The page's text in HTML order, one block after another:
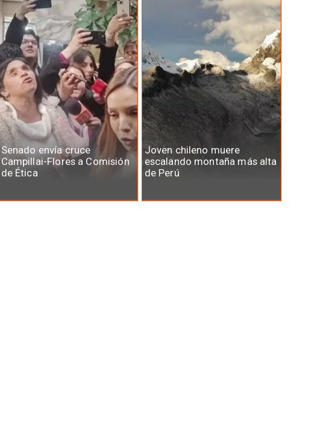
Senado envía cruce
Campillai-Flores a Comisión
de Ética
Joven chileno muere
escalando montaña más alta
de Perú